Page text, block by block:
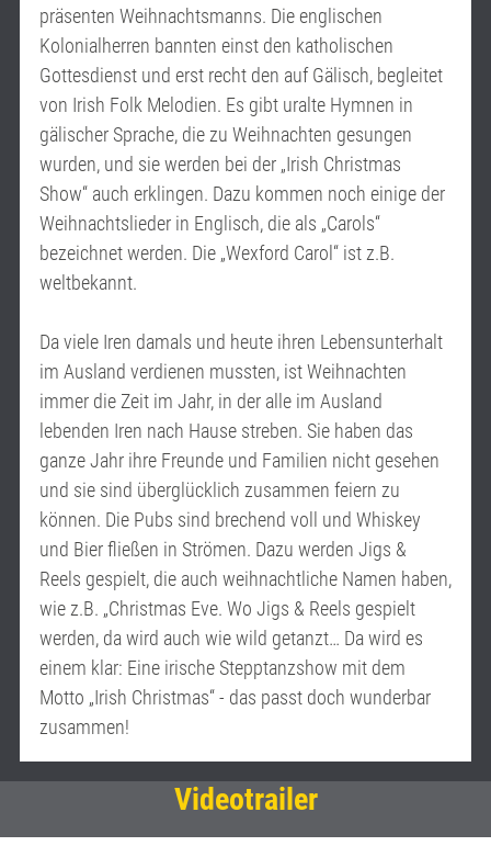
präsenten Weihnachtsmanns. Die englischen
Kolonialherren bannten einst den katholischen
Gottesdienst und erst recht den auf Gälisch, begleitet
von Irish Folk Melodien. Es gibt uralte Hymnen in
gälischer Sprache, die zu Weihnachten gesungen
wurden, und sie werden bei der „Irish Christmas
Show“ auch erklingen. Dazu kommen noch einige der
Weihnachtslieder in Englisch, die als „Carols“
bezeichnet werden. Die „Wexford Carol“ ist z.B.
weltbekannt.
Da viele Iren damals und heute ihren Lebensunterhalt
im Ausland verdienen mussten, ist Weihnachten
immer die Zeit im Jahr, in der alle im Ausland
lebenden Iren nach Hause streben. Sie haben das
ganze Jahr ihre Freunde und Familien nicht gesehen
und sie sind überglücklich zusammen feiern zu
können. Die Pubs sind brechend voll und Whiskey
und Bier fließen in Strömen. Dazu werden Jigs &
Reels gespielt, die auch weihnachtliche Namen haben,
wie z.B. „Christmas Eve. Wo Jigs & Reels gespielt
werden, da wird auch wie wild getanzt… Da wird es
einem klar: Eine irische Stepptanzshow mit dem
Motto „Irish Christmas“ - das passt doch wunderbar
zusammen!
Videotrailer